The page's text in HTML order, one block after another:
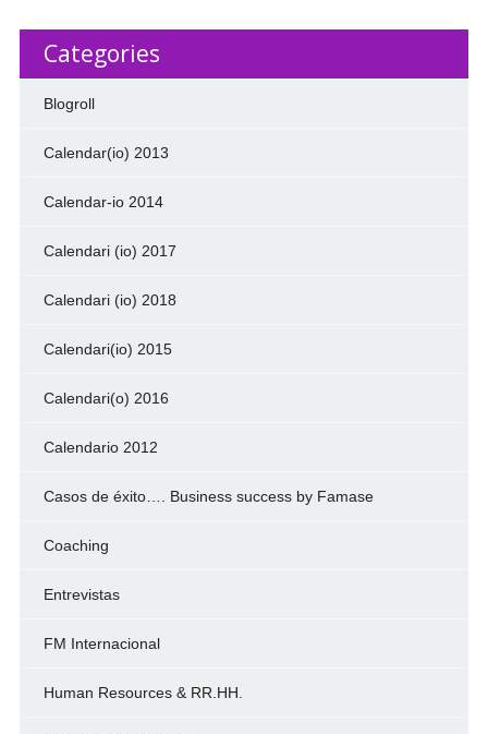
Categories
Blogroll
Calendar(io) 2013
Calendar-io 2014
Calendari (io) 2017
Calendari (io) 2018
Calendari(io) 2015
Calendari(o) 2016
Calendario 2012
Casos de éxito…. Business success by Famase
Coaching
Entrevistas
FM Internacional
Human Resources & RR.HH.